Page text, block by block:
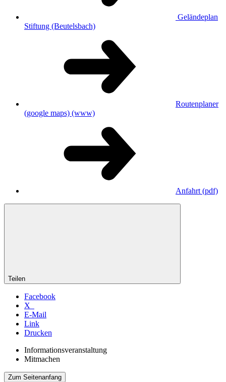
Geländeplan
Stiftung (Beutelsbach)
Routenplaner
(google maps) (www)
Anfahrt (pdf)
Teilen
Facebook
X
E-Mail
Link
Drucken
Informationsveranstaltung
Mitmachen
Zum Seitenanfang